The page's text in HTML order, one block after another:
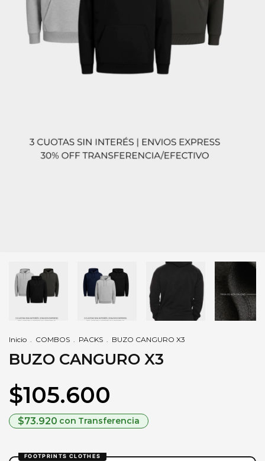
Inicio COMBOS PACKS BUZO CANGURO X3
BUZO CANGURO X3
$105.600
$73.920 con Transferencia